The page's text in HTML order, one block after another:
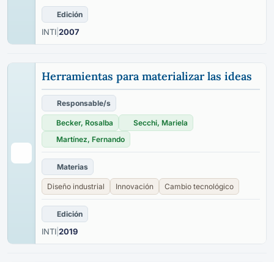
Edición
INTI 2007
Herramientas para materializar las ideas
Responsable/s
Becker, Rosalba
Secchi, Mariela
Martínez, Fernando
Materias
Diseño industrial Innovación Cambio tecnológico
Edición
INTI 2019